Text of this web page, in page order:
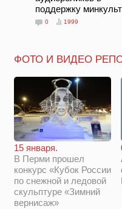
поддержку
0 1999
ФОТО И ВИДЕО
15 января.
В Перми прошел
конкурс «Кубок России
по снежной и ледовой
скульптуре «Зимний
вернисаж»